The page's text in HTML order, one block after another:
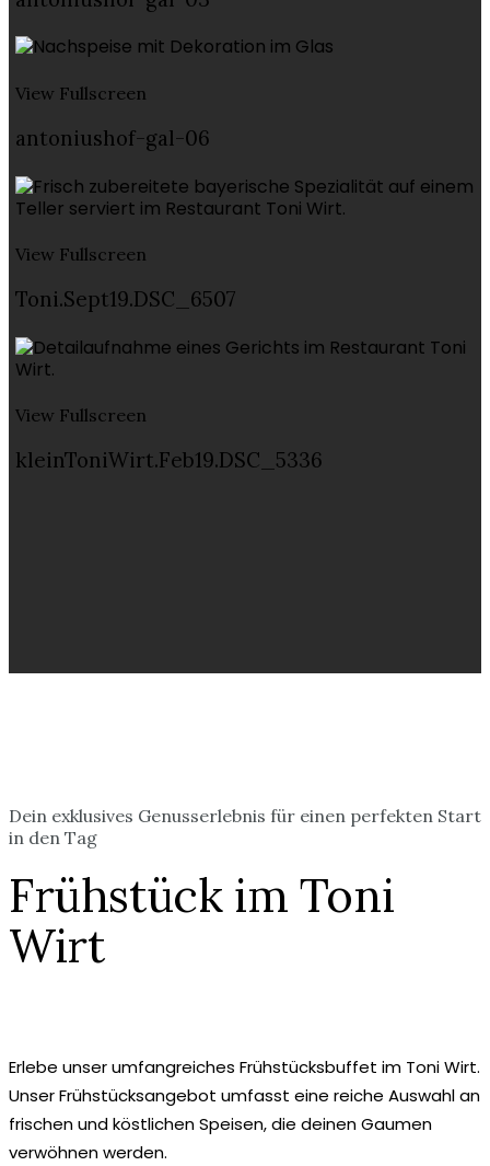
View Fullscreen
antoniushof-gal-06
View Fullscreen
Toni.Sept19.DSC_6507
View Fullscreen
kleinToniWirt.Feb19.DSC_5336
Dein exklusives Genusserlebnis für einen perfekten Start
in den Tag
Frühstück im Toni
Wirt
Erlebe unser umfangreiches Frühstücksbuffet im Toni Wirt.
Unser Frühstücksangebot umfasst eine reiche Auswahl an
frischen und köstlichen Speisen, die deinen Gaumen
verwöhnen werden.